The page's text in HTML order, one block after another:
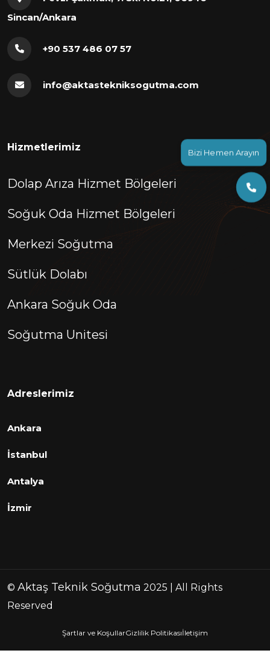
Bizi Hemen Arayın
Sincan/Ankara
+90 537 486 07 57
info@aktastekniksogutma.com
Hizmetlerimiz
Dolap Arıza Hizmet Bölgeleri
Soğuk Oda Hizmet Bölgeleri
Merkezi Soğutma
Sütlük Dolabı
Ankara Soğuk Oda
Soğutma Unitesi
Adreslerimiz
Ankara
İstanbul
Antalya
İzmir
© Aktaş Teknik Soğutma 2025 | All Rights
Reserved
Şartlar ve KoşullarGizlilik Politikasıİletişim